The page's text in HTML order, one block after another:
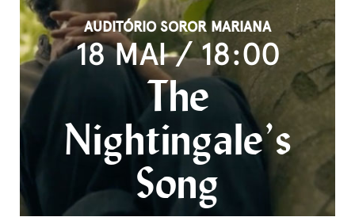
AUDITÓRIO SOROR MARIANA
18 MAI / 18:00
The
Nightingale’s
Song